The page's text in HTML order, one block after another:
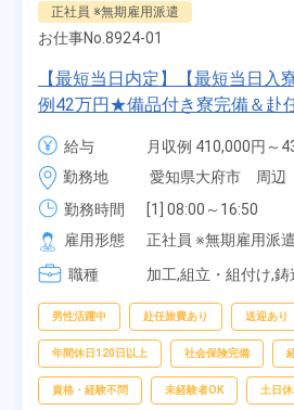
正社員 ※無期雇用派遣
お仕事No. 8924-01
【最短当日内定】【最短当日入
例42万円★備品付き寮完備＆赴
給・業績賞与あり！組立や塗装
種作業！《愛知県大府市》
給与
月収例 410,000円～
月給 277,000円～
勤務地
愛知県大府市　周辺
勤務時間
[1] 08:00～16:50
[2] 06:25～15:10
[3] 17:05～01:50
雇用形態
正社員 ※無期雇用派遣
職種
加工,組立・組付け,鋳
男性活躍中 赴任旅費あり 送迎あり
年間休日120日以上 社会保険完備
資格・経験不問 未経験者OK 土日